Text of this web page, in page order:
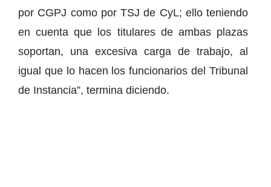
por CGPJ como por TSJ de CyL; ello teniendo
en cuenta que los titulares de ambas plazas
soportan, una excesiva carga de trabajo, al
igual que lo hacen los funcionarios del Tribunal
de Instancia”, termina diciendo.